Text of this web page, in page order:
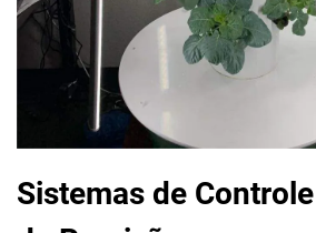
Sistemas de